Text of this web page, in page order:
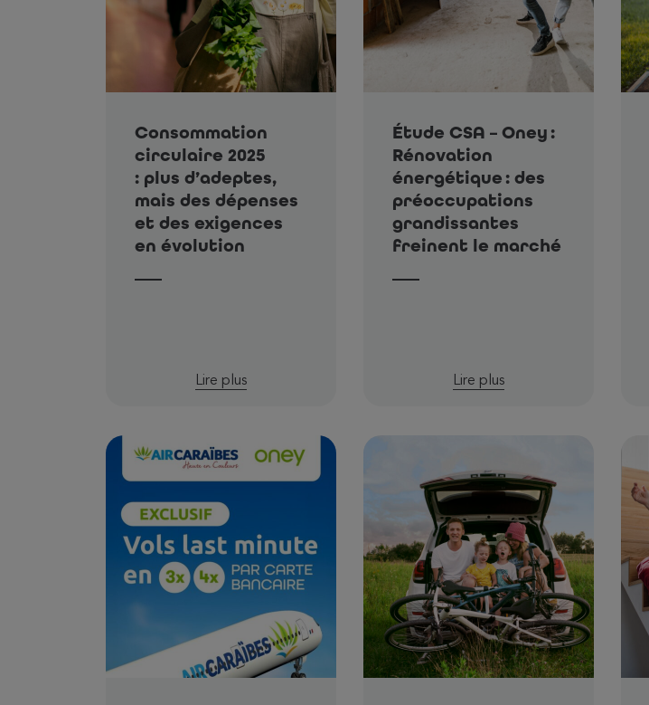
Consommation
circulaire 2025
: plus d’adeptes,
mais des dépenses
et des exigences
en évolution
Lire plus
Étude CSA – Oney :
Rénovation
énergétique : des
préoccupations
grandissantes
freinent le marché
Lire plus